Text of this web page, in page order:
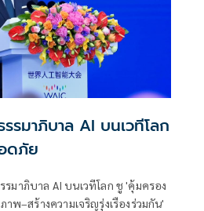
มาภิบาล AI บนเวทีโลก
ดภัย
รมาภิบาล AI บนเวทีโลก ชู 'คุ้มครอง
พ–สร้างความเจริญรุ่งเรืองร่วมกัน'